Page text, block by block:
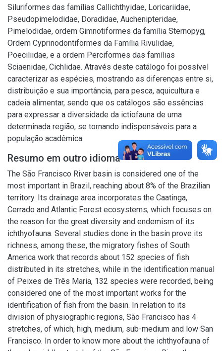
Siluriformes das famílias Callichthyidae, Loricariidae,
Pseudopimelodidae, Doradidae, Auchenipteridae,
Pimelodidae, ordem Gimnotiformes da família Sternopyg,
Ordem Cyprinodontiformes da Família Rivulidae,
Poeciliidae, e a ordem Perciformes das famílias
Sciaenidae, Cichlidae. Através deste catálogo foi possível
caracterizar as espécies, mostrando as diferenças entre si,
distribuição e sua importância, para pesca, aquicultura e
cadeia alimentar, sendo que os catálogos são essências
para expressar a diversidade da ictiofauna de uma
determinada região, se tornando indispensáveis para a
população acadêmica.
Resumo em outro idioma
The São Francisco River basin is considered one of the
most important in Brazil, reaching about 8% of the Brazilian
territory. Its drainage area incorporates the Caatinga,
Cerrado and Atlantic Forest ecosystems, which focuses on
the reason for the great diversity and endemism of its
ichthyofauna. Several studies done in the basin prove its
richness, among these, the migratory fishes of South
America work that records about 152 species of fish
distributed in its stretches, while in the identification manual
of Peixes de Três Maria, 132 species were recorded, being
considered one of the most important works for the
identification of fish from the basin. In relation to its
division of physiographic regions, São Francisco has 4
stretches, of which, high, medium, sub-medium and low San
Francisco. In order to know more about the ichthyofauna of